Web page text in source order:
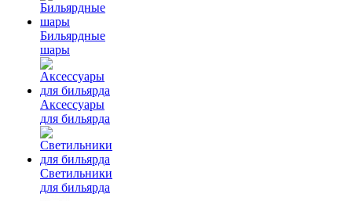
Бильярдные
шары
Аксессуары
для бильярда
Светильники
для бильярда